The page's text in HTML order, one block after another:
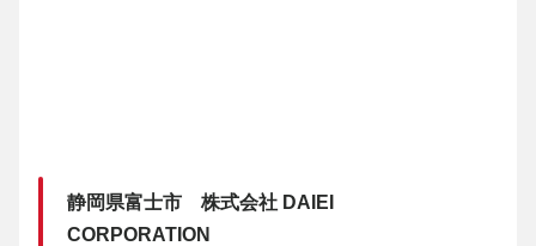
静岡県富士市 株式会社 DAIEI
CORPORATION